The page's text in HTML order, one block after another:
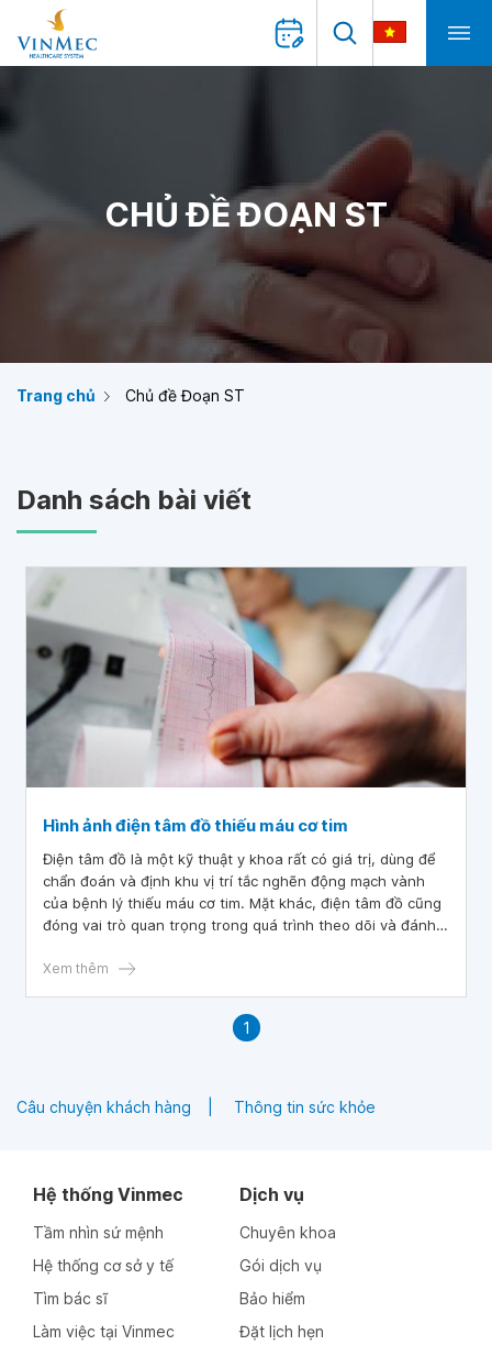
CHỦ ĐỀ ĐOẠN ST
Trang chủ Chủ đề Đoạn ST
Danh sách bài viết
Hình ảnh điện tâm đồ thiếu máu cơ tim
Điện tâm đồ là một kỹ thuật y khoa rất có giá trị, dùng để
chẩn đoán và định khu vị trí tắc nghẽn động mạch vành
của bệnh lý thiếu máu cơ tim. Mặt khác, điện tâm đồ cũng
đóng vai trò quan trọng trong quá trình theo dõi và đánh
cơ tim có ST chênh lên.
Xem thêm
1
Câu chuyện khách hàng Thông tin sức khỏe
Hệ thống Vinmec
Tầm nhìn sứ mệnh
Hệ thống cơ sở y tế
Tìm bác sĩ
Làm việc tại Vinmec
Dịch vụ
Chuyên khoa
Gói dịch vụ
Bảo hiểm
Đặt lịch hẹn